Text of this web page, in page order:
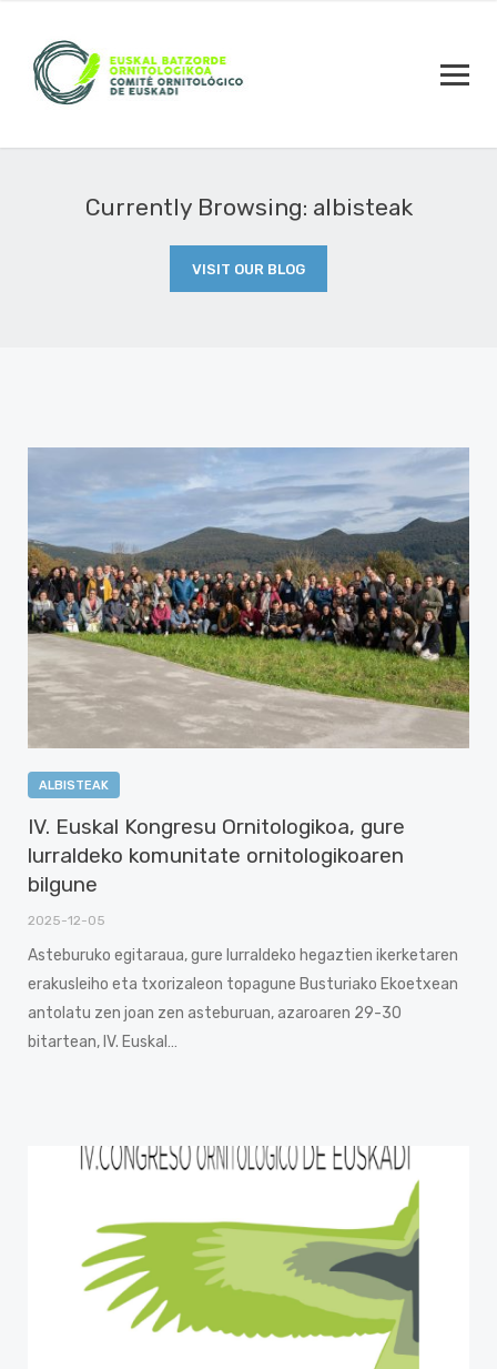
Currently Browsing: albisteak
VISIT OUR BLOG
ALBISTEAK
IV. Euskal Kongresu Ornitologikoa, gure
lurraldeko komunitate ornitologikoaren
bilgune
2025-12-05
Asteburuko egitaraua, gure lurraldeko hegaztien ikerketaren
erakusleiho eta txorizaleon topagune Busturiako Ekoetxean
antolatu zen joan zen asteburuan, azaroaren 29-30
bitartean, IV. Euskal…